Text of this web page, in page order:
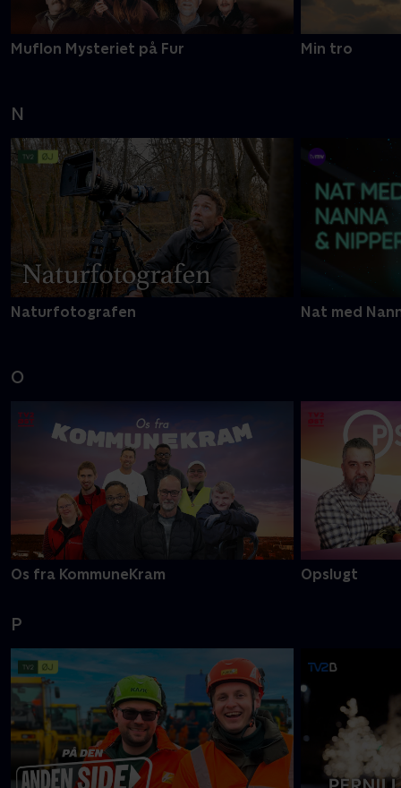
Muflon Mysteriet på Fur Min tro
N
Naturfotografen Nat med
O
Os fra KommuneKram Opslugt
P